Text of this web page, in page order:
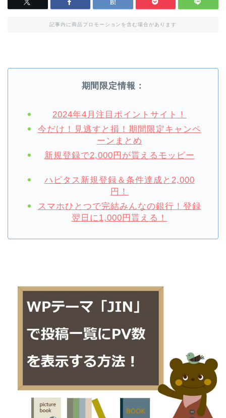
記事内に商品プロモーションを含む場合があります
期間限定情報：
2024年4月注目ポイントサイト！
今だけ！見逃すと損！期間限定キャンペ
ーンまとめ
新規登録で2,000円が貰えるモッピー
ハピタス新規登録＆条件達成と2,000
円！
スマホひとつで完結みんなの銀行！登録
翌日に1,000円貰える！